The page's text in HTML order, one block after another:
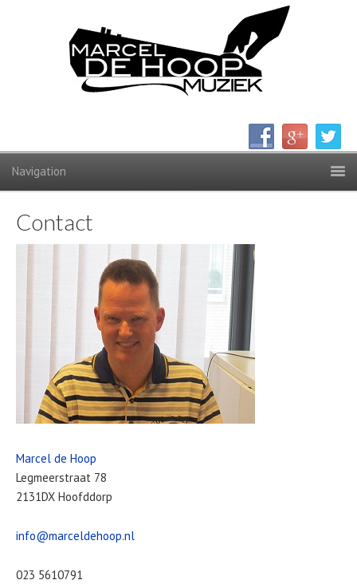
Contact
Marcel de Hoop
Legmeerstraat 78
2131DX Hoofddorp
info@marceldehoop.nl
023 5610791